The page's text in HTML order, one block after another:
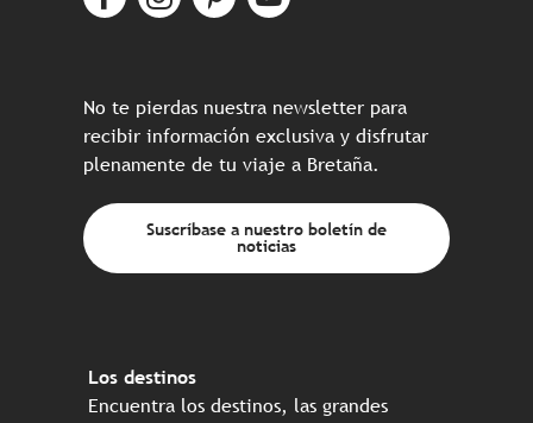
No te pierdas nuestra newsletter para
recibir información exclusiva y disfrutar
plenamente de tu viaje a Bretaña.
Suscríbase a nuestro boletín de
noticias
Los destinos
Encuentra los destinos, las grandes